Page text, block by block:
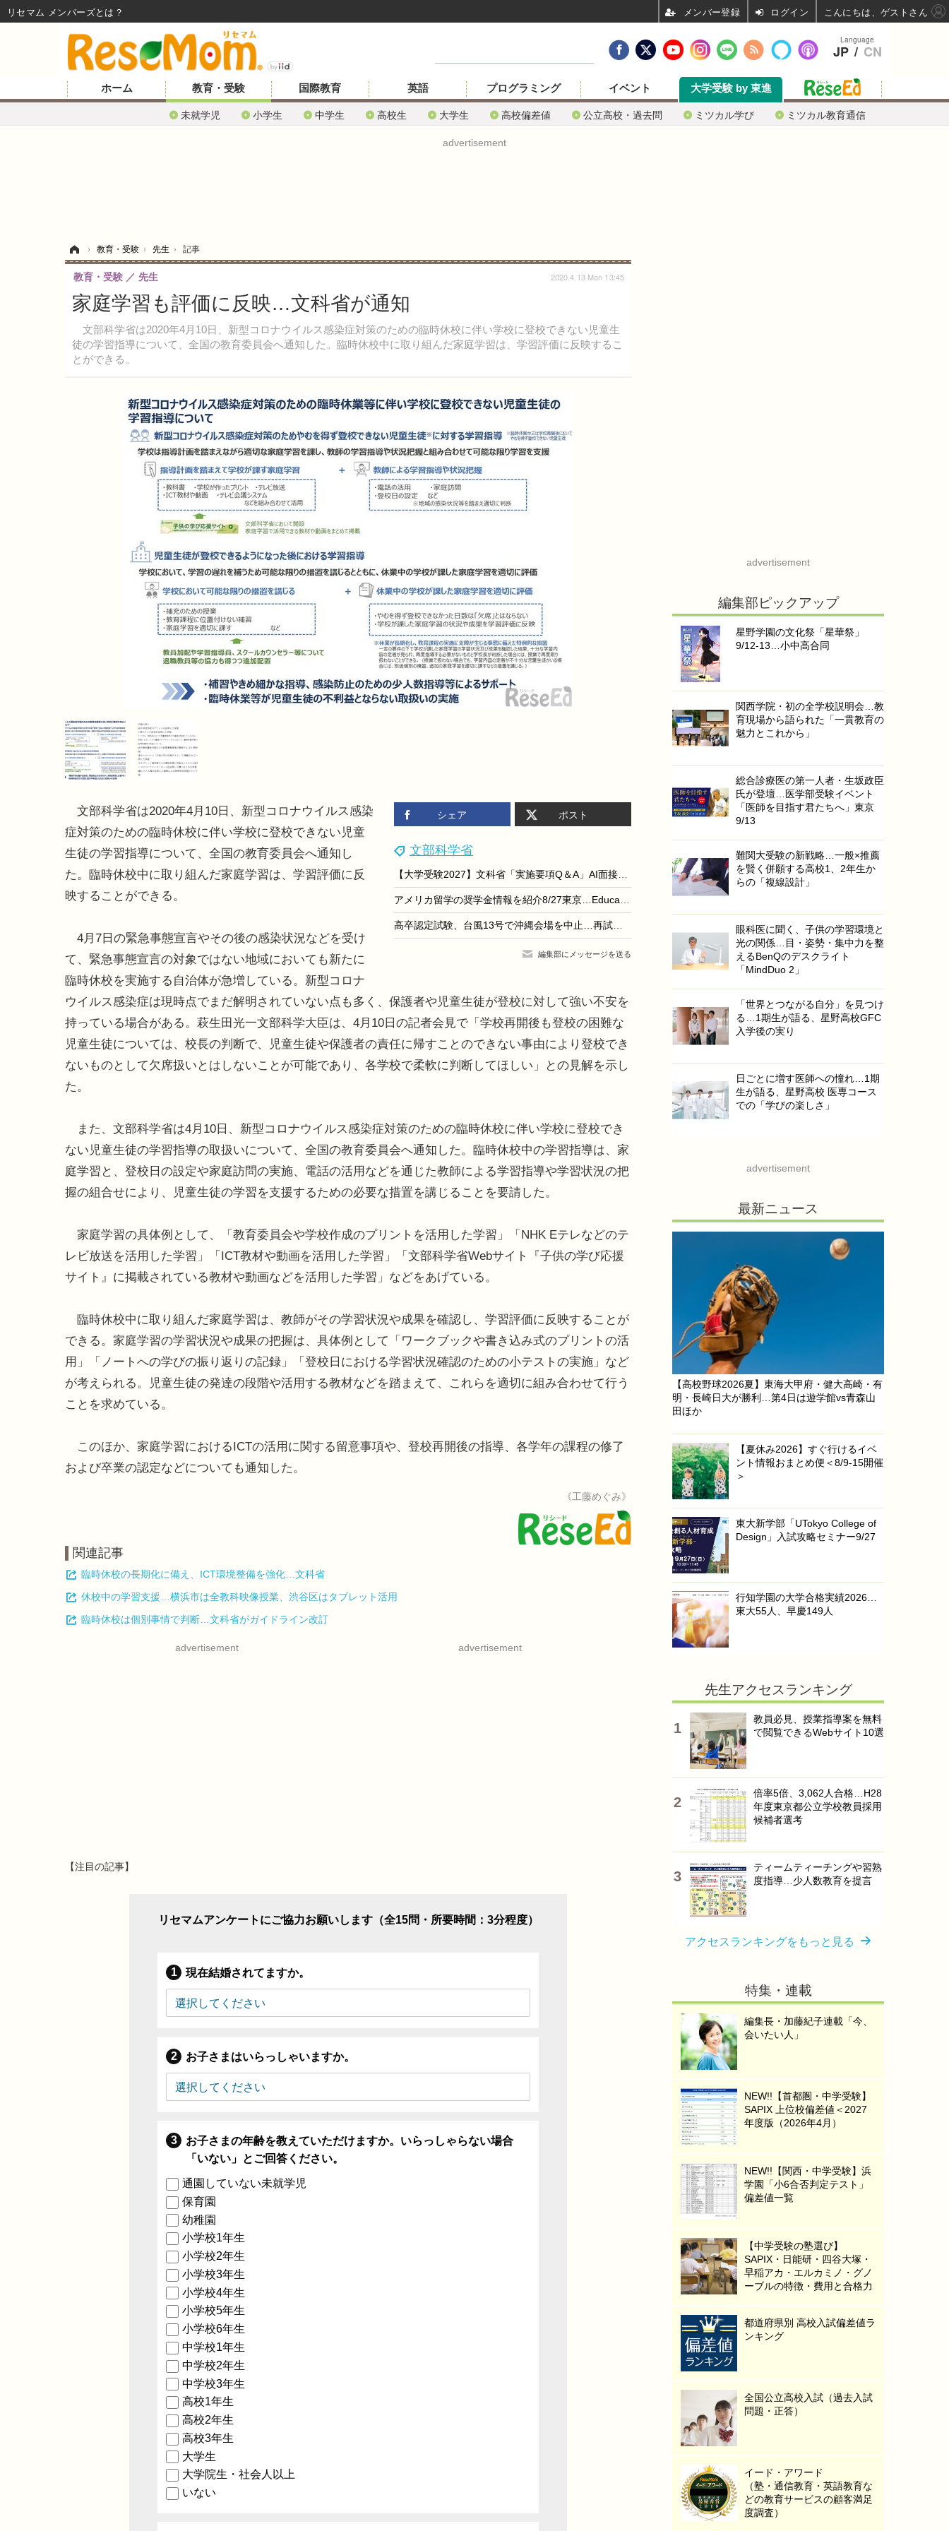
ホーム 教育・受験
未就学児 小学生 中学生 高校生 大学生 高校偏差値 公立高校・過去問 ミツカル学び ミツカル教育通信
国際教育 英語 プログラミング イベント 大学受験 by 東進
advertisement
› 教育・受験 › 先生 › 記事
家庭学習も評価に反映…文科省が通知
文部科学省は2020年4月10日、新型コロナウイルス感染症対策のための臨時休校に伴い学校に登校できない児童生
徒の学習指導について、全国の教育委員会へ通知した。臨時休校中に取り組んだ家庭学習は、学習評価に反映するこ
とができる。
教育・受験 先生 2020.4.13 Mon 13:45
シェア ポスト
文部科学省
【大学受験2027】文科省「実施要項Q＆A」AI面接不可など面接ルール明確化
アメリカ留学の奨学金情報を紹介8/27東京…EducationUSA
高卒認定試験、台風13号で沖縄会場を中止…再試験は8/27-28
編集部にメッセージを送る
文部科学省は2020年4月10日、新型コロナウイルス感染
症対策のための臨時休校に伴い学校に登校できない児童
生徒の学習指導について、全国の教育委員会へ通知し
た。臨時休校中に取り組んだ家庭学習は、学習評価に反
映することができる。
4月7日の緊急事態宣言やその後の感染状況などを受け
て、緊急事態宣言の対象ではない地域においても新たに
臨時休校を実施する自治体が急増している。新型コロナ
ウイルス感染症は現時点でまだ解明されていない点も多く、保護者や児童生徒が登校に対して強い不安を
持っている場合がある。萩生田光一文部科学大臣は、4月10日の記者会見で「学校再開後も登校の困難な
児童生徒については、校長の判断で、児童生徒や保護者の責任に帰すことのできない事由により登校でき
ないものとして欠席扱いとはしないことが可能であり、各学校で柔軟に判断してほしい」との見解を示し
た。
また、文部科学省は4月10日、新型コロナウイルス感染症対策のための臨時休校に伴い学校に登校でき
ない児童生徒の学習指導の取扱いについて、全国の教育委員会へ通知した。臨時休校中の学習指導は、家
庭学習と、登校日の設定や家庭訪問の実施、電話の活用などを通じた教師による学習指導や学習状況の把
握の組合せにより、児童生徒の学習を支援するための必要な措置を講じることを要請した。
家庭学習の具体例として、「教育委員会や学校作成のプリントを活用した学習」「NHK Eテレなどのテ
レビ放送を活用した学習」「ICT教材や動画を活用した学習」「文部科学省Webサイト『子供の学び応援
サイト』に掲載されている教材や動画などを活用した学習」などをあげている。
臨時休校中に取り組んだ家庭学習は、教師がその学習状況や成果を確認し、学習評価に反映することが
できる。家庭学習の学習状況や成果の把握は、具体例として「ワークブックや書き込み式のプリントの活
用」「ノートへの学びの振り返りの記録」「登校日における学習状況確認のための小テストの実施」など
が考えられる。児童生徒の発達の段階や活用する教材などを踏まえて、これらを適切に組み合わせて行う
ことを求めている。
このほか、家庭学習におけるICTの活用に関する留意事項や、登校再開後の指導、各学年の課程の修了
および卒業の認定などについても通知した。
《工藤めぐみ》
関連記事
臨時休校の長期化に備え、ICT環境整備を強化…文科省
休校中の学習支援…横浜市は全教科映像授業、渋谷区はタブレット活用
臨時休校は個別事情で判断…文科省がガイドライン改訂
advertisement advertisement
【注目の記事】
リセマムアンケートにご協力お願いします（全15問・所要時間：3分程度）
現在結婚されてますか。
お子さまはいらっしゃいますか。
お子さまの年齢を教えていただけますか。いらっしゃらない場合
「いない」とご回答ください。
通園していない未就学児
保育園
幼稚園
小学校1年生
小学校2年生
小学校3年生
小学校4年生
小学校5年生
小学校6年生
中学校1年生
中学校2年生
中学校3年生
高校1年生
高校2年生
高校3年生
大学生
大学院生・社会人以上
いない
advertisement
編集部ピックアップ
星野学園の文化祭「星華祭」
9/12-13…小中高合同
関西学院・初の全学校説明会…教
育現場から語られた「一貫教育の
魅力とこれから」
総合診療医の第一人者・生坂政臣
氏が登壇…医学部受験イベント
「医師を目指す君たちへ」東京
9/13
難関大受験の新戦略…一般×推薦
を賢く併願する高校1、2年生か
らの「複線設計」
眼科医に聞く、子供の学習環境と
光の関係…目・姿勢・集中力を整
えるBenQのデスクライト
「MindDuo 2」
「世界とつながる自分」を見つけ
る…1期生が語る、星野高校GFC
入学後の実り
日ごとに増す医師への憧れ…1期
生が語る、星野高校 医専コース
での「学びの楽しさ」
advertisement
最新ニュース
【高校野球2026夏】東海大甲府・健大高崎・有
明・長崎日大が勝利…第4日は遊学館vs青森山
田ほか
【夏休み2026】すぐ行けるイベ
ント情報おまとめ便＜8/9-15開催
＞
東大新学部「UTokyo College of
Design」入試攻略セミナー9/27
行知学園の大学合格実績2026…
東大55人、早慶149人
先生アクセスランキング
教員必見、授業指導案を無料
で閲覧できるWebサイト10選
倍率5倍、3,062人合格…H28
年度東京都公立学校教員採用
候補者選考
ティームティーチングや習熟
度指導…少人数教育を提言
アクセスランキングをもっと見る
特集・連載
編集長・加藤紀子連載「今、
会いたい人」
NEW!!【首都圏・中学受験】
SAPIX 上位校偏差値＜2027
年度版（2026年4月）
NEW!!【関西・中学受験】浜
学園「小6合否判定テスト」
偏差値一覧
【中学受験の塾選び】
SAPIX・日能研・四谷大塚・
早稲アカ・エルカミノ・グノ
ーブルの特徴・費用と合格力
都道府県別 高校入試偏差値ラ
ンキング
全国公立高校入試（過去入試
問題・正答）
イード・アワード
（塾・通信教育・英語教育な
どの教育サービスの顧客満足
度調査）
Language
JP / CN
リセマム メンバーズ ログイン こんにちは、ゲストさん